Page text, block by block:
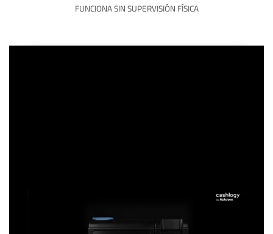
FUNCIONA SIN SUPERVISIÓN FÍSICA